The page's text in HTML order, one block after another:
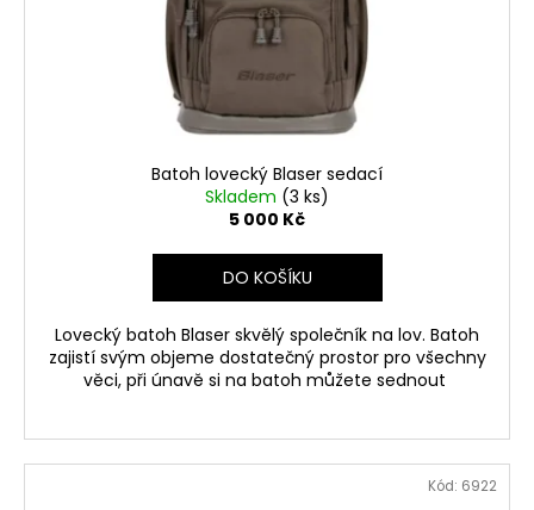
Batoh lovecký Blaser sedací
Skladem (3 ks)
5 000 Kč
DO KOŠÍKU
Lovecký batoh Blaser skvělý společník na lov. Batoh
zajistí svým objeme dostatečný prostor pro všechny
věci, při únavě si na batoh můžete sednout
Kód: 6922